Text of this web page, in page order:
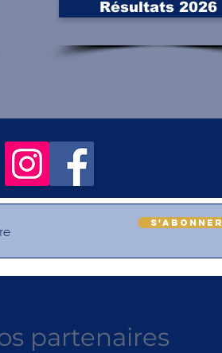
Résultats 2026
S'abonner
partenaires